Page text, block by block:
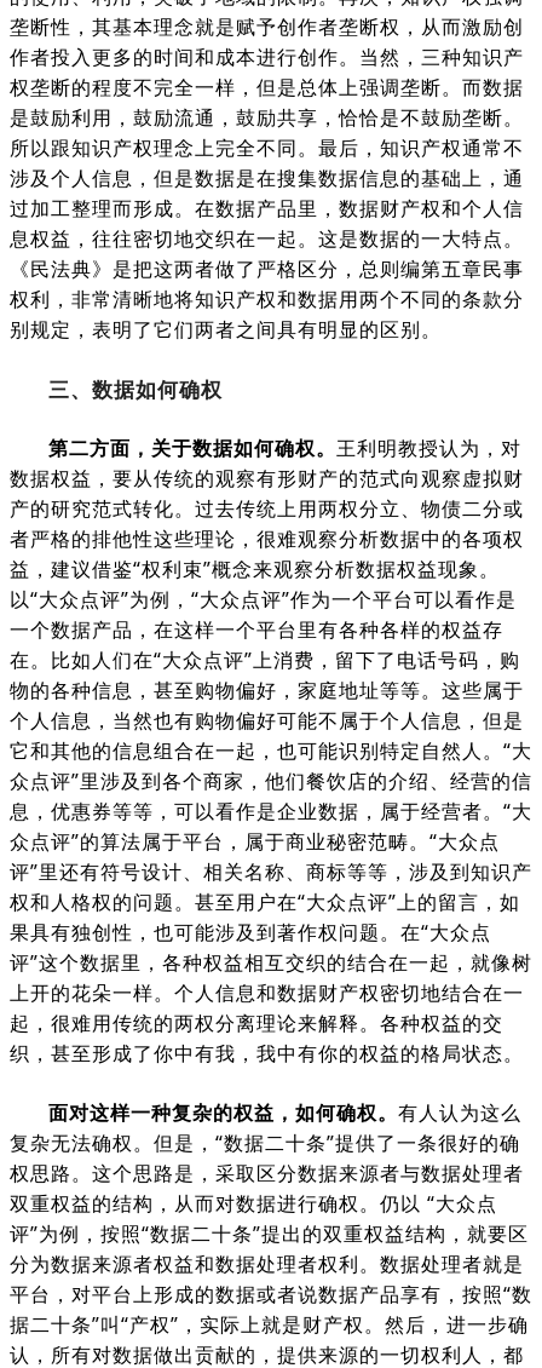
垄断性，其基本理念就是赋予创作者垄断权，从而激励创
作者投入更多的时间和成本进行创作。当然，三种知识产
权垄断的程度不完全一样，但是总体上强调垄断。而数据
是鼓励利用，鼓励流通，鼓励共享，恰恰是不鼓励垄断。
所以跟知识产权理念上完全不同。最后，知识产权通常不
涉及个人信息，但是数据是在搜集数据信息的基础上，通
过加工整理而形成。在数据产品里，数据财产权和个人信
息权益，往往密切地交织在一起。这是数据的一大特点。
《民法典》是把这两者做了严格区分，总则编第五章民事
权利，非常清晰地将知识产权和数据用两个不同的条款分
别规定，表明了它们两者之间具有明显的区别。
三、数据如何确权
第二方面，关于数据如何确权。 王利明教授认为，对
数据权益，要从传统的观察有形财产的范式向观察虚拟财
产的研究范式转化。过去传统上用两权分立、物债二分或
者严格的排他性这些理论，很难观察分析数据中的各项权
益，建议借鉴“权利束”概念来观察分析数据权益现象。
以“大众点评”为例，“大众点评”作为一个平台可以看作是
一个数据产品，在这样一个平台里有各种各样的权益存
在。比如人们在“大众点评”上消费，留下了电话号码，购
物的各种信息，甚至购物偏好，家庭地址等等。这些属于
个人信息，当然也有购物偏好可能不属于个人信息，但是
它和其他的信息组合在一起，也可能识别特定自然人。“大
众点评”里涉及到各个商家，他们餐饮店的介绍、经营的信
息，优惠券等等，可以看作是企业数据，属于经营者。“大
众点评”的算法属于平台，属于商业秘密范畴。“大众点
评”里还有符号设计、相关名称、商标等等，涉及到知识产
权和人格权的问题。甚至用户在“大众点评”上的留言，如
果具有独创性，也可能涉及到著作权问题。在“大众点
评”这个数据里，各种权益相互交织的结合在一起，就像树
上开的花朵一样。个人信息和数据财产权密切地结合在一
起，很难用传统的两权分离理论来解释。各种权益的交
织，甚至形成了你中有我，我中有你的权益的格局状态。
面对这样一种复杂的权益，如何确权。 有人认为这么
复杂无法确权。但是，“数据二十条”提供了一条很好的确
权思路。这个思路是，采取区分数据来源者与数据处理者
双重权益的结构，从而对数据进行确权。仍以 “大众点
评”为例，按照“数据二十条”提出的双重权益结构，就要区
分为数据来源者权益和数据处理者权利。数据处理者就是
平台，对平台上形成的数据或者说数据产品享有，按照“数
据二十条”叫“产权”，实际上就是财产权。然后，进一步确
认，所有对数据做出贡献的，提供来源的一切权利人，都